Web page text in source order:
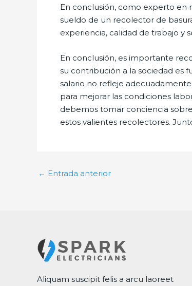
En conclusión, como experto en
sueldo de un recolector de
experiencia, calidad de trabajo y
En conclusión, es importante
su contribución a la sociedad es
salario no refleje
para mejorar las condiciones
debemos tomar conciencia
estos valientes recolectores.
← Entrada anterior
Aliquam suscipit felis a arcu laoreet